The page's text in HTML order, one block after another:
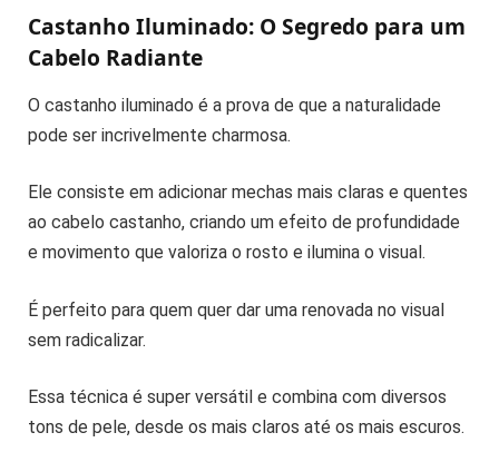
Castanho Iluminado: O Segredo para um
Cabelo Radiante
O castanho iluminado é a prova de que a naturalidade
pode ser incrivelmente charmosa.
Ele consiste em adicionar mechas mais claras e quentes
ao cabelo castanho, criando um efeito de profundidade
e movimento que valoriza o rosto e ilumina o visual.
É perfeito para quem quer dar uma renovada no visual
sem radicalizar.
Essa técnica é super versátil e combina com diversos
tons de pele, desde os mais claros até os mais escuros.